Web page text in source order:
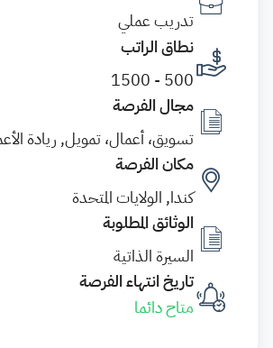
تدريب عملي
نطاق الراتب
500 - 1500
مجال الفرصة
تسويق، أعمال، تمويل, ريادة
مكان الفرصة
كندا, الولايات المتحدة
الوثائق المطلوبة
السيرة الذاتية
تاريخ انتهاء الفرصة
متاح دائما